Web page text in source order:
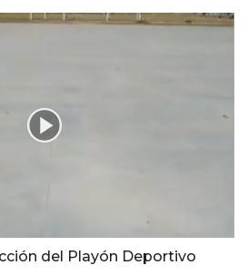
del Playón Deportivo